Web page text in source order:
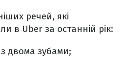
речей, які
в Uber за останній рік:
двома зубами;